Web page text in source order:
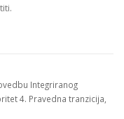
Integriranog
4. Pravedna tranzicija,